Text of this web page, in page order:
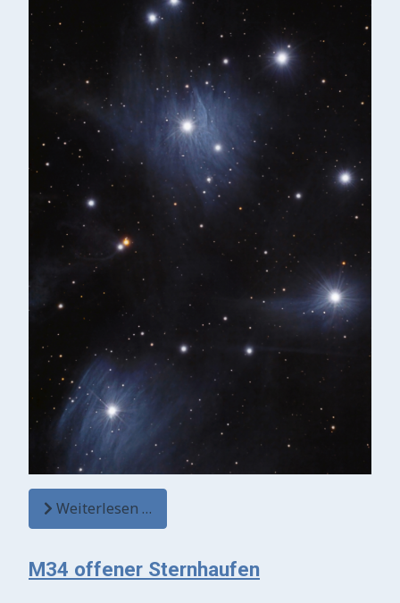
Weiterlesen …
M34 offener Sternhaufen